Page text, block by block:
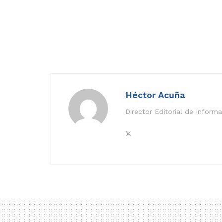
Héctor Acuña
Director Editorial de